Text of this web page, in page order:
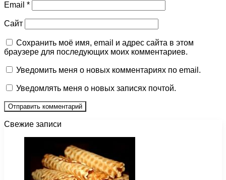
Email *
Сайт
Сохранить моё имя, email и адрес сайта в этом
браузере для последующих моих комментариев.
Уведомить меня о новых комментариях по email.
Уведомлять меня о новых записях почтой.
Свежие записи